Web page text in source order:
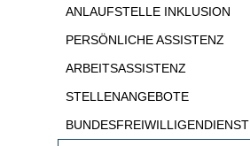
ANLAUFSTELLE INKLUSION
PERSÖNLICHE ASSISTENZ
ARBEITSASSISTENZ
STELLENANGEBOTE
BUNDESFREIWILLIGENDIENST